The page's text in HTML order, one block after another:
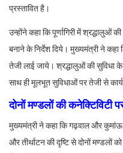
प्रस्तावित है।
उन्होंने कहा कि पूर्णागिरी में श्रद्धालुओं
बनाने के निर्देश दिये। मुख्यमंत्री ने कहा
तेजी लाई जाये। श्रद्धालुओं की सुविधा
साथ ही मूलभूत सुविधाओं पर तेजी से
दोनों मण्डलों की कनेक्टिविटी
मुख्यमंत्री ने कहा कि गढ़वाल और
और तीर्थाटन की दृष्टि से दोनों मण्डलों